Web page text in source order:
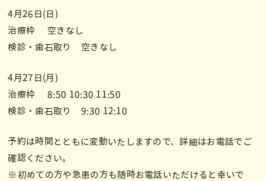
4月26日(日)
治療枠 空きなし
検診・歯石取り 空きなし
4月27日(月)
治療枠 8:50 10:30 11:50
検診・歯石取り 9:30 12:10
予約は時間とともに変動いたしますので、詳細はお電話でご
確認ください。
※初めての方や急患の方も随時お電話いただけると幸いで